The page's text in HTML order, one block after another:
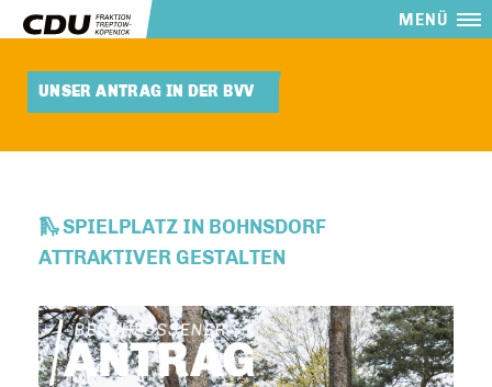
MENÜ
UNSER ANTRAG IN DER BVV
🛝 SPIELPLATZ IN BOHNSDORF
ATTRAKTIVER GESTALTEN